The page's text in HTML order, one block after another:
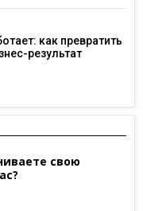
как превратить
результат
свою